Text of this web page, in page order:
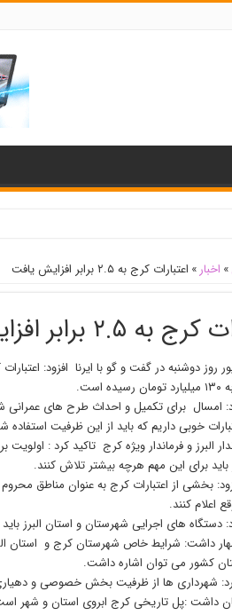
» اخبار » اعتبارات کرج به ۲.۵ برابر افزایش یافت
۲.۵ برابر افزایش یافت
امسال برای تکمیل و احداث طرح های
خوبی داریم که باید از این ظرفیت استفاده
البرز و فرماندار ویژه کرج تاکید کرد :
باید برای این مهم هرچه بیشتر تلاش کنند.
بخشی از اعتبارات کرج به عنوان مناطق
اعلام کنند.
دستگاه های اجرایی شهرستان و استان البرز
داشت: شرایط خاص شهرستان کرج و استان
شهرداری ها از ظرفیت بخش خصوصی و دهیاری
داشت :پل تاریخی کرج ابروی استان و شهر